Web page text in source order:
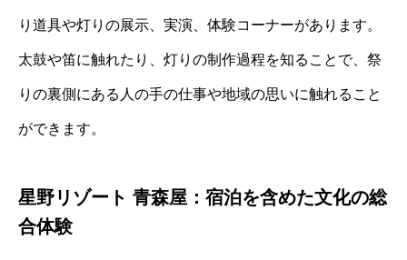
り道具や灯りの展示、実演、体験コーナーがあります。
太鼓や笛に触れたり、灯りの制作過程を知ることで、祭
りの裏側にある人の手の仕事や地域の思いに触れること
ができます。
星野リゾート 青森屋：宿泊を含めた文化の総
合体験